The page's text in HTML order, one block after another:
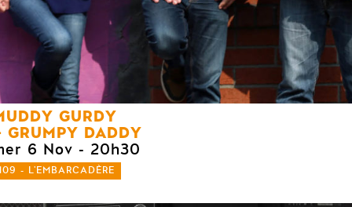
GURDY
GRUMPY DADDY
6 Nov - 20h30
- L'EMBARCADÈRE